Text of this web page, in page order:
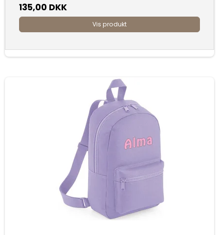
135,00 DKK
Vis produkt